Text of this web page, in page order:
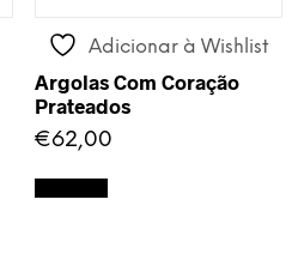
Adicionar à Wishlist
Argolas Com Coração
Prateados
€62,00